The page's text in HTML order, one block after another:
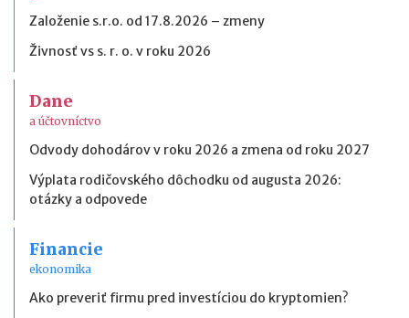
Založenie s.r.o. od 17.8.2026 – zmeny
Živnosť vs s. r. o. v roku 2026
Dane
a účtovníctvo
Odvody dohodárov v roku 2026 a zmena od roku 2027
Výplata rodičovského dôchodku od augusta 2026:
otázky a odpovede
Financie
ekonomika
Ako preveriť firmu pred investíciou do kryptomien?